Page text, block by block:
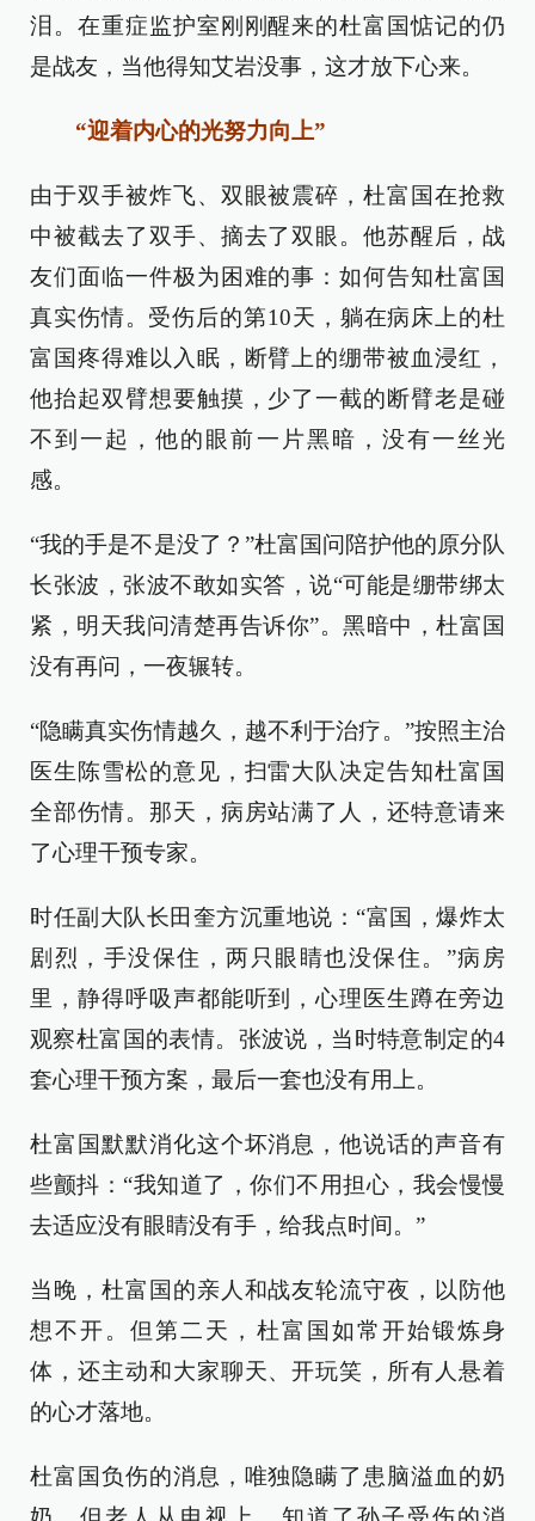
泪。在重症监护室刚刚醒来的杜富国惦记的仍
是战友，当他得知艾岩没事，这才放下心来。
“迎着内心的光努力向上”
由于双手被炸飞、双眼被震碎，杜富国在抢救
中被截去了双手、摘去了双眼。他苏醒后，战
友们面临一件极为困难的事：如何告知杜富国
真实伤情。受伤后的第10天，躺在病床上的杜
富国疼得难以入眠，断臂上的绷带被血浸红，
他抬起双臂想要触摸，少了一截的断臂老是碰
不到一起，他的眼前一片黑暗，没有一丝光
感。
“我的手是不是没了？”杜富国问陪护他的原分队
长张波，张波不敢如实答，说“可能是绷带绑太
紧，明天我问清楚再告诉你”。黑暗中，杜富国
没有再问，一夜辗转。
“隐瞒真实伤情越久，越不利于治疗。”按照主治
医生陈雪松的意见，扫雷大队决定告知杜富国
全部伤情。那天，病房站满了人，还特意请来
了心理干预专家。
时任副大队长田奎方沉重地说：“富国，爆炸太
剧烈，手没保住，两只眼睛也没保住。”病房
里，静得呼吸声都能听到，心理医生蹲在旁边
观察杜富国的表情。张波说，当时特意制定的4
套心理干预方案，最后一套也没有用上。
杜富国默默消化这个坏消息，他说话的声音有
些颤抖：“我知道了，你们不用担心，我会慢慢
去适应没有眼睛没有手，给我点时间。”
当晚，杜富国的亲人和战友轮流守夜，以防他
想不开。但第二天，杜富国如常开始锻炼身
体，还主动和大家聊天、开玩笑，所有人悬着
的心才落地。
杜富国负伤的消息，唯独隐瞒了患脑溢血的奶